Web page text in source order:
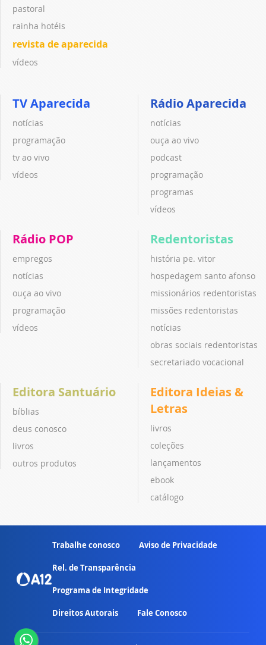
pastoral
rainha hotéis
revista de aparecida
vídeos
TV Aparecida
notícias
programação
tv ao vivo
vídeos
Rádio Aparecida
notícias
ouça ao vivo
podcast
programação
programas
vídeos
Rádio POP
empregos
notícias
ouça ao vivo
programação
vídeos
Redentoristas
história pe. vitor
hospedagem santo afonso
missionários redentoristas
missões redentoristas
notícias
obras sociais redentoristas
secretariado vocacional
Editora Santuário
bíblias
deus conosco
livros
outros produtos
Editora Ideias &
Letras
livros
coleções
lançamentos
ebook
catálogo
Trabalhe conosco Aviso de Privacidade
Rel. de Transparência
Programa de Integridade
Direitos Autorais Fale Conosco